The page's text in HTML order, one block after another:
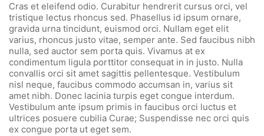
Cras et eleifend odio. Curabitur hendrerit cursus orci, vel
tristique lectus rhoncus sed. Phasellus id ipsum ornare,
gravida urna tincidunt, euismod orci. Nullam eget elit
varius, rhoncus justo vitae, semper ante. Sed faucibus nibh
nulla, sed auctor sem porta quis. Vivamus at ex
condimentum ligula porttitor consequat in in justo. Nulla
convallis orci sit amet sagittis pellentesque. Vestibulum
nisl neque, faucibus commodo accumsan in, varius sit
amet nibh. Donec lacinia turpis eget congue interdum.
Vestibulum ante ipsum primis in faucibus orci luctus et
ultrices posuere cubilia Curae; Suspendisse nec orci quis
ex congue porta ut eget sem.